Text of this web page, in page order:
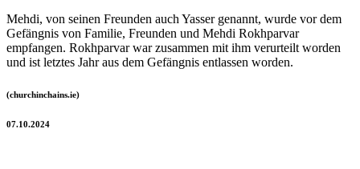
Mehdi, von seinen Freunden auch Yasser genannt, wurde vor dem
Gefängnis von Familie, Freunden und Mehdi Rokhparvar
empfangen. Rokhparvar war zusammen mit ihm verurteilt worden
und ist letztes Jahr aus dem Gefängnis entlassen worden.
(churchinchains.ie)
07.10.2024